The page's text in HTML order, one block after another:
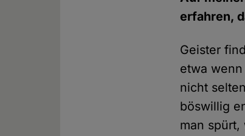
erfahren,
Geister
etwa
nicht
böswillig
man